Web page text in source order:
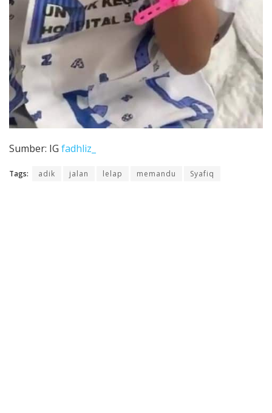
Sumber: IG fadhliz_
Tags: adik jalan lelap memandu Syafiq